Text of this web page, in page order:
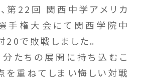
第22回 関西中学アメリカ
手権大会にて関西学院中
で敗戦しました。
分たちの展開に持ち込むこ
を重ねてしまい悔しい対戦